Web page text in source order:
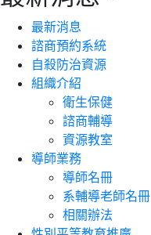
最新消息
諮商預約系統
自殺防治資源
組織介紹
衛生保健
諮商輔導
資源教室
導師業務
導師名冊
系輔導老師名冊
相關辦法